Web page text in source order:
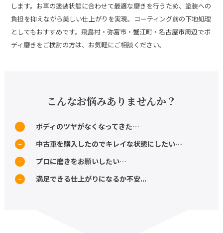
します。お車の塗装状態に合わせて最適な磨きを行うため、塗装への
負担を抑えながら美しい仕上がりを実現。コーティング前の下地処理
としてもおすすめです。飛島村・弥富市・蟹江町・名古屋市周辺でボ
ディ磨きをご検討の方は、お気軽にご相談ください。
こんなお悩みありませんか？
ボディのツヤがなくなってきた…
中古車を購入したのでキレイな状態にしたい…
プロに磨きをお願いしたい…
満足できる仕上がりになるか不安...